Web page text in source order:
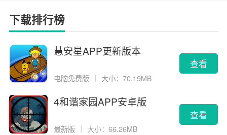
下载排行榜
慧安星APP更新版本
电脑免费版 ｜ 大小：70.19MB
查看
4和谐家园APP安卓版
最新版 大小：66.26MB
查看